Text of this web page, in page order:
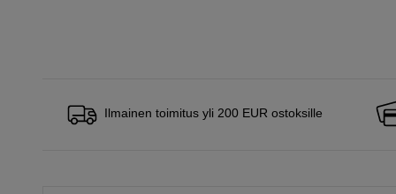
Ilmainen toimitus yli 200 EUR ostoksille